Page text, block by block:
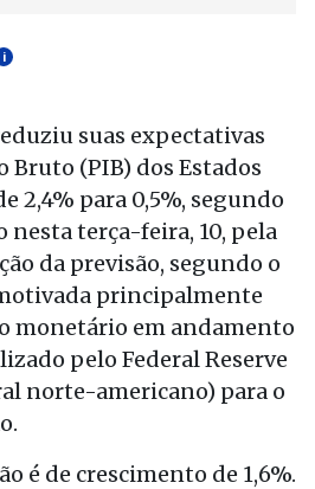
i
suas expectativas
(PIB) dos Estados
2,4% para 0,5%, segundo
terça-feira, 10, pela
da previsão, segundo o
principalmente
monetário em andamento
pelo Federal Reserve
norte-americano) para o
é de crescimento de 1,6%.